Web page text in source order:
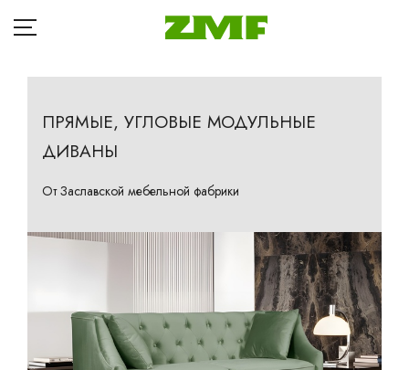
ГЛАВНАЯ
КАТАЛОГ
БЛОГ
ДОСТАВКА
РАССРОЧКА
ПРЯМЫЕ, УГЛОВЫЕ МОДУЛЬНЫЕ
ДИВАНЫ
От Заславской мебельной фабрики